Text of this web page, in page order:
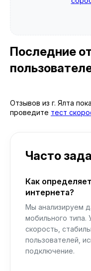
Последние
Отзывов из г. Ялта
проведите тест
Часто
Как
интернета?
Мы анализируем
мобильного типа.
скорость,
пользователей,
подключение.